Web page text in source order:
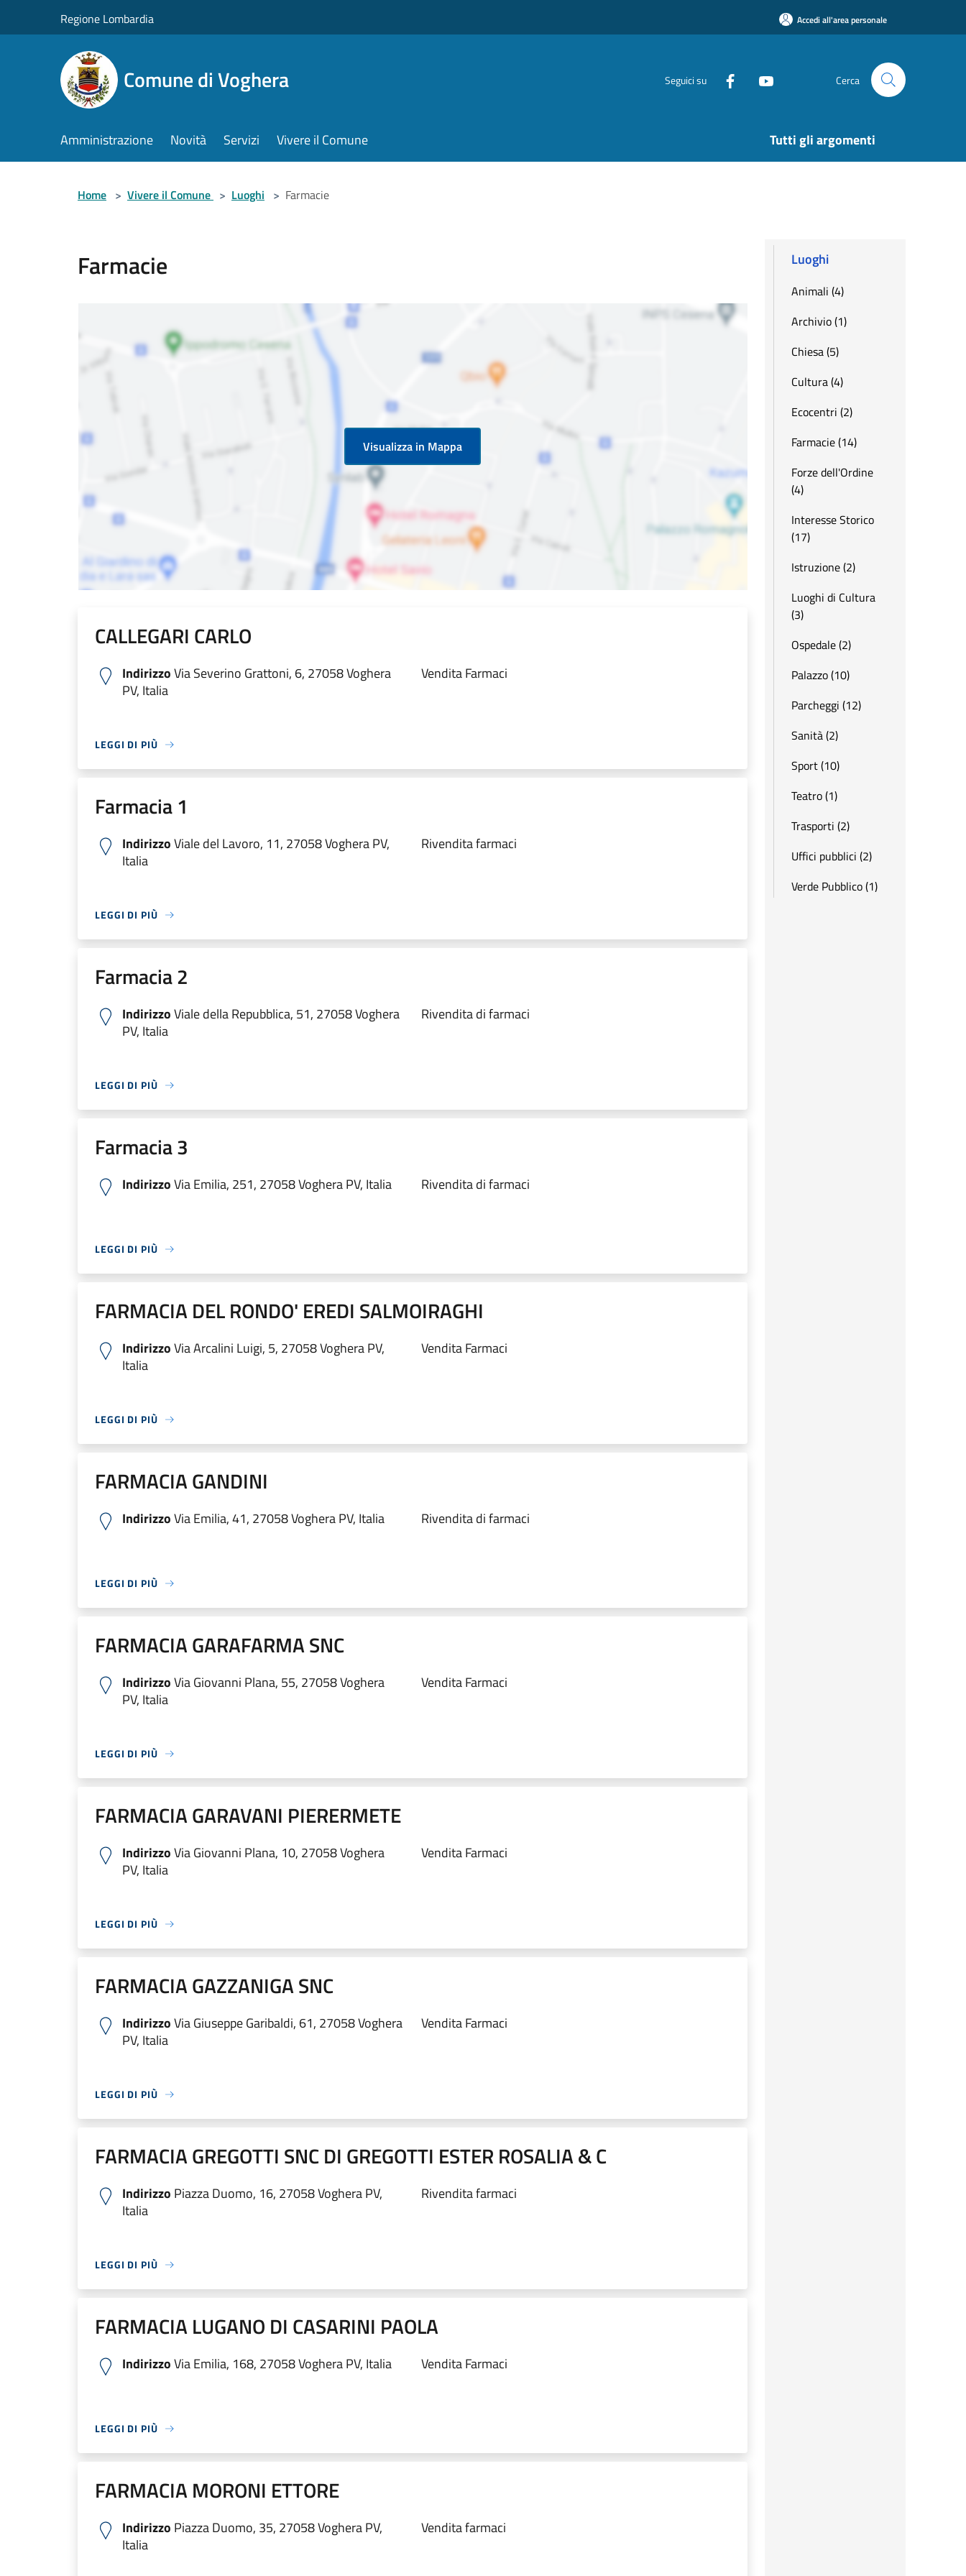
Regione Lombardia Accedi all'area personale
Comune di Voghera Seguici su Cerca
Amministrazione Novità Servizi Vivere il Comune Tutti gli argomenti
Home > Vivere il Comune > Luoghi > Farmacie
Farmacie
Visualizza in Mappa
CALLEGARI CARLO
IndirizzoVia Severino Grattoni, 6, 27058 Voghera
PV, Italia
Vendita Farmaci
LEGGI DI PIÙ
Farmacia 1
IndirizzoViale del Lavoro, 11, 27058 Voghera PV,
Italia
Rivendita farmaci
LEGGI DI PIÙ
Farmacia 2
IndirizzoViale della Repubblica, 51, 27058 Voghera
PV, Italia
Rivendita di farmaci
LEGGI DI PIÙ
Farmacia 3
IndirizzoVia Emilia, 251, 27058 Voghera PV, Italia Rivendita di farmaci
LEGGI DI PIÙ
FARMACIA DEL RONDO' EREDI SALMOIRAGHI
IndirizzoVia Arcalini Luigi, 5, 27058 Voghera PV,
Italia
Vendita Farmaci
LEGGI DI PIÙ
FARMACIA GANDINI
IndirizzoVia Emilia, 41, 27058 Voghera PV, Italia Rivendita di farmaci
LEGGI DI PIÙ
FARMACIA GARAFARMA SNC
IndirizzoVia Giovanni Plana, 55, 27058 Voghera
PV, Italia
Vendita Farmaci
LEGGI DI PIÙ
FARMACIA GARAVANI PIERERMETE
IndirizzoVia Giovanni Plana, 10, 27058 Voghera
PV, Italia
Vendita Farmaci
LEGGI DI PIÙ
FARMACIA GAZZANIGA SNC
IndirizzoVia Giuseppe Garibaldi, 61, 27058 Voghera
PV, Italia
Vendita Farmaci
LEGGI DI PIÙ
FARMACIA GREGOTTI SNC DI GREGOTTI ESTER ROSALIA & C
Indirizzo Piazza Duomo, 16, 27058 Voghera PV,
Italia
Rivendita farmaci
LEGGI DI PIÙ
FARMACIA LUGANO DI CASARINI PAOLA
IndirizzoVia Emilia, 168, 27058 Voghera PV, Italia Vendita Farmaci
LEGGI DI PIÙ
FARMACIA MORONI ETTORE
Indirizzo Piazza Duomo, 35, 27058 Voghera PV,
Italia
Vendita farmaci
Luoghi
Animali (4)
Archivio (1)
Chiesa (5)
Cultura (4)
Ecocentri (2)
Farmacie (14)
Forze dell'Ordine
(4)
Interesse Storico
(17)
Istruzione (2)
Luoghi di Cultura
(3)
Ospedale (2)
Palazzo (10)
Parcheggi (12)
Sanità (2)
Sport (10)
Teatro (1)
Trasporti (2)
Uffici pubblici (2)
Verde Pubblico (1)